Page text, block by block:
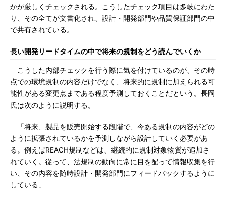
かが厳しくチェックされる。こうしたチェック項目は多岐にわた
り、その全てが文書化され、設計・開発部門や品質保証部門の中
で共有されている。
長い開発リードタイムの中で将来の規制をどう読んでいくか
こうした内部チェックを行う際に気を付けているのが、その時
点での環境規制の内容だけでなく、将来的に規制に加えられる可
能性がある変更点まである程度予測しておくことだという。長岡
氏は次のように説明する。
「将来、製品を販売開始する段階で、今ある規制の内容がどの
ように拡張されているかを予測しながら設計していく必要があ
る。例えばREACH規制などは、継続的に規制対象物質が追加さ
れていく。従って、法規制の動向に常に目を配って情報収集を行
い、その内容を随時設計・開発部門にフィードバックするように
している」